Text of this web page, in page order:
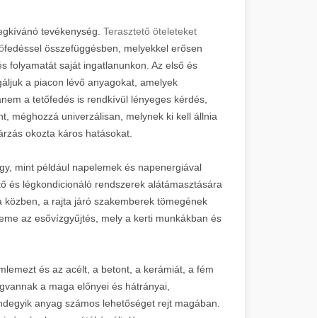
tevékenység. Terasztető öteleteket
fedéssel összefüggésben, melyekkel erősen
folyamatát saját ingatlanunkon. Az első és
a piacon lévő anyagokat, amelyek
a tetőfedés is rendkívül lényeges kérdés,
méghozzá univerzálisan, melynek ki kell állnia
okozta káros hatásokat.
mint például napelemek és napenergiával
és légkondicionáló rendszerek alátámasztására
a rajta járó szakemberek tömegének
az esővízgyűjtés, mely a kerti munkákban és
és az acélt, a betont, a kerámiát, a fém
a maga előnyei és hátrányai,
anyag számos lehetőséget rejt magában.